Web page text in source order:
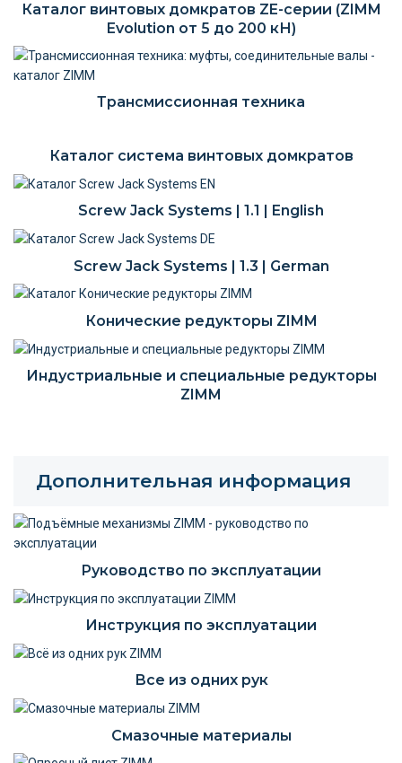
Каталог винтовых домкратов ZE-серии (ZIMM
Evolution от 5 до 200 кН)
Трансмиссионная техника
Каталог система винтовых домкратов
Screw Jack Systems | 1.1 | English
Screw Jack Systems | 1.3 | German
Конические редукторы ZIMM
Индустриальные и специальные редукторы
ZIMM
Дополнительная информация
Руководство по эксплуатации
Инструкция по эксплуатации
Все из одних рук
Смазочные материалы